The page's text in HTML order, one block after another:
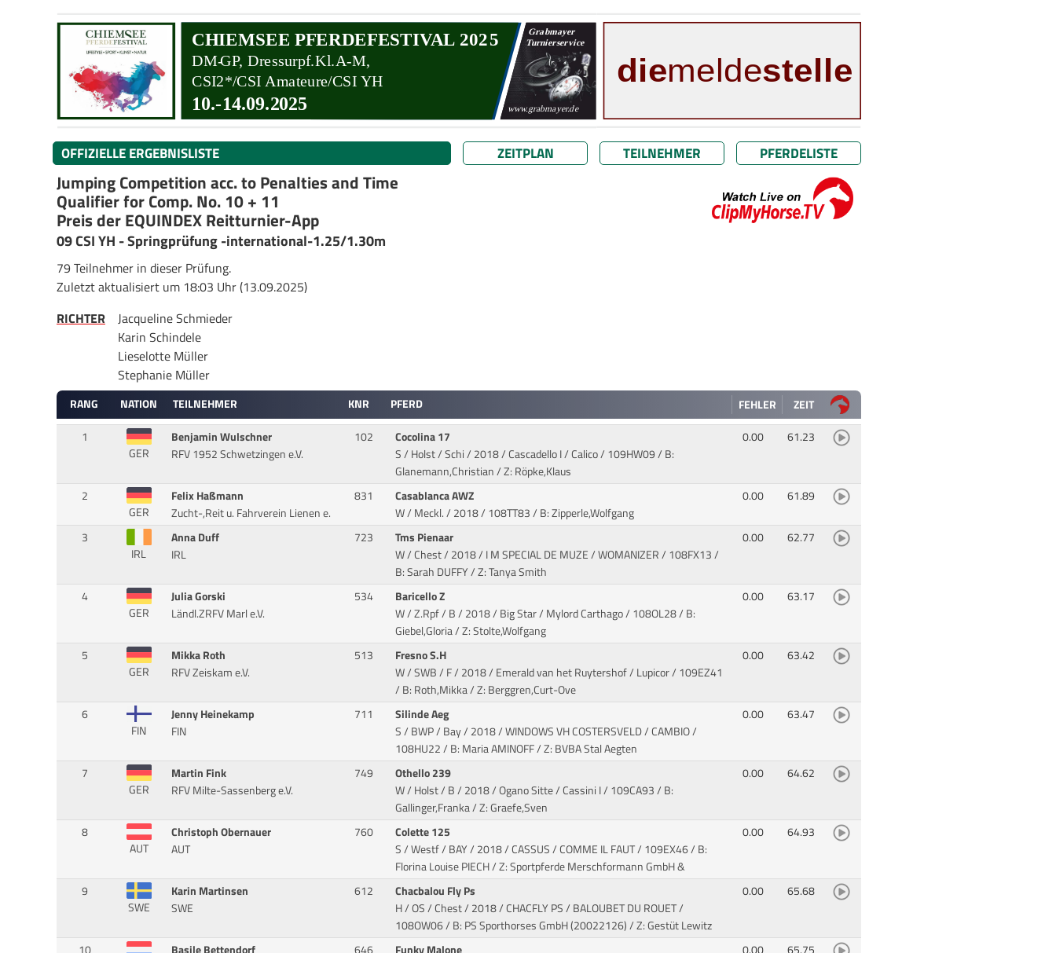
OFFIZIELLE ERGEBNISLISTE ZEITPLAN TEILNEHMER PFERDELISTE
Jumping Competition acc. to Penalties and Time
Qualifier for Comp. No. 10 + 11
Preis der EQUINDEX Reitturnier-App
09 CSI YH - Springprüfung -international-1.25/1.30m
79 Teilnehmer in dieser Prüfung.
Zuletzt aktualisiert um 18:03 Uhr (13.09.2025)
RICHTER
Jacqueline Schmieder
Karin Schindele
Lieselotte Müller
Stephanie Müller
RANG NATION TEILNEHMER KNR PFERD FEHLER
ZEIT
1
GER
Benjamin Wulschner
RFV 1952 Schwetzingen e.V.
102
Cocolina 17
S / Holst / Schi / 2018 / Cascadello I / Calico/ 109HW09 / B:
Glanemann,Christian / Z: Röpke,Klaus
0.00 61.23
2
GER
Felix Haßmann
Zucht-,Reit u. Fahrverein Lienen e.
831
Casablanca AWZ
W / Meckl. / 2018/ 108TT83 / B: Zipperle,Wolfgang
0.00 61.89
3
IRL
Anna Duff
IRL
723
Tms Pienaar
W / Chest / 2018 / I M SPECIAL DE MUZE / WOMANIZER/ 108FX13 /
B: Sarah DUFFY / Z: Tanya Smith
0.00 62.77
4
GER
Julia Gorski
Ländl.ZRFV Marl e.V.
534
Baricello Z
W / Z.Rpf / B / 2018 / Big Star / Mylord Carthago/ 108OL28 / B:
Giebel,Gloria / Z: Stolte,Wolfgang
0.00 63.17
5
GER
Mikka Roth
RFV Zeiskam e.V.
513
Fresno S.H
W / SWB / F / 2018 / Emerald van het Ruytershof / Lupicor/ 109EZ41
/ B: Roth,Mikka / Z: Berggren,Curt-Ove
0.00 63.42
6
FIN
Jenny Heinekamp
FIN
711
Silinde Aeg
S / BWP / Bay / 2018 / WINDOWS VH COSTERSVELD / CAMBIO/
108HU22 / B: Maria AMINOFF / Z: BVBA Stal Aegten
0.00 63.47
7
GER
Martin Fink
RFV Milte-Sassenberg e.V.
749
Othello 239
W / Holst / B / 2018 / Ogano Sitte / Cassini I/ 109CA93 / B:
Gallinger,Franka / Z: Graefe,Sven
0.00 64.62
8
AUT
Christoph Obernauer
AUT
760
Colette 125
S / Westf / BAY / 2018 / CASSUS / COMME IL FAUT/ 109EX46 / B:
Florina Louise PIECH / Z: Sportpferde Merschformann GmbH &
0.00 64.93
9
SWE
Karin Martinsen
SWE
612
Chacbalou Fly Ps
H / OS / Chest / 2018 / CHACFLY PS / BALOUBET DU ROUET/
108OW06 / B: PS Sporthorses GmbH (20022126) / Z: Gestüt Lewitz
0.00 65.68